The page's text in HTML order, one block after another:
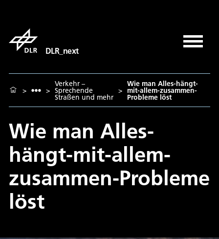
DLR_next
> >
Verkehr –
Sprechende
Straßen und mehr
>
Wie man Alles-hängt-
mit-allem-zusammen-
Probleme löst
Wie man Alles-
hängt-mit-allem-
zusammen-Probleme
löst